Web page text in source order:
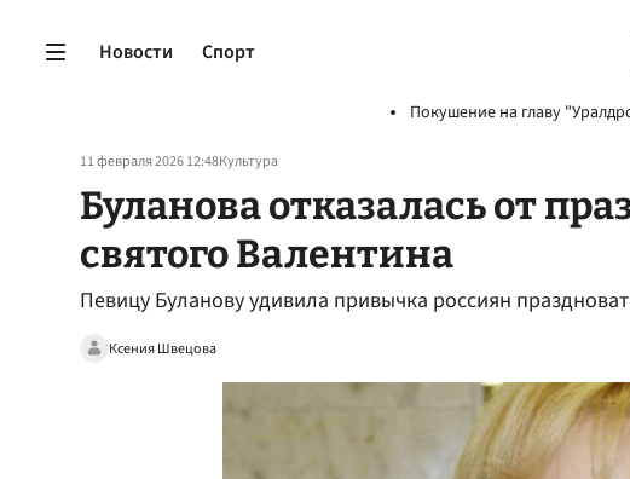
Новости Спорт
Покушение на главу
11 февраля 2026 12:48Культура
Буланова отказалась от
святого Валентина
Певицу Буланову удивила привычка россиян
Ксения Швецова